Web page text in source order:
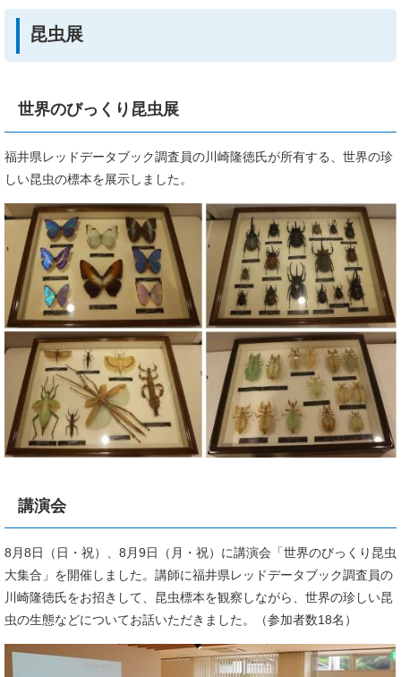
昆虫展
世界のびっくり昆虫展
福井県レッドデータブック調査員の川崎隆徳氏が所有する、世界の珍
しい昆虫の標本を展示しました。
講演会
8月8日（日・祝）、8月9日（月・祝）に講演会「世界のびっくり昆虫
大集合」を開催しました。講師に福井県レッドデータブック調査員の
川崎隆徳氏をお招きして、昆虫標本を観察しながら、世界の珍しい昆
虫の生態などについてお話いただきました。（参加者数18名）